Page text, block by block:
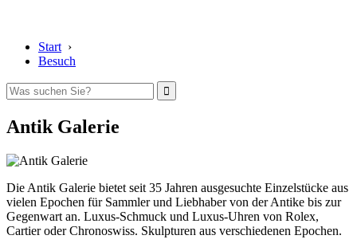
Start ›
Besuch
Antik Galerie
Die Antik Galerie bietet seit 35 Jahren ausgesuchte Einzelstücke aus
vielen Epochen für Sammler und Liebhaber von der Antike bis zur
Gegenwart an. Luxus-Schmuck und Luxus-Uhren von Rolex,
Cartier oder Chronoswiss. Skulpturen aus verschiedenen Epochen.